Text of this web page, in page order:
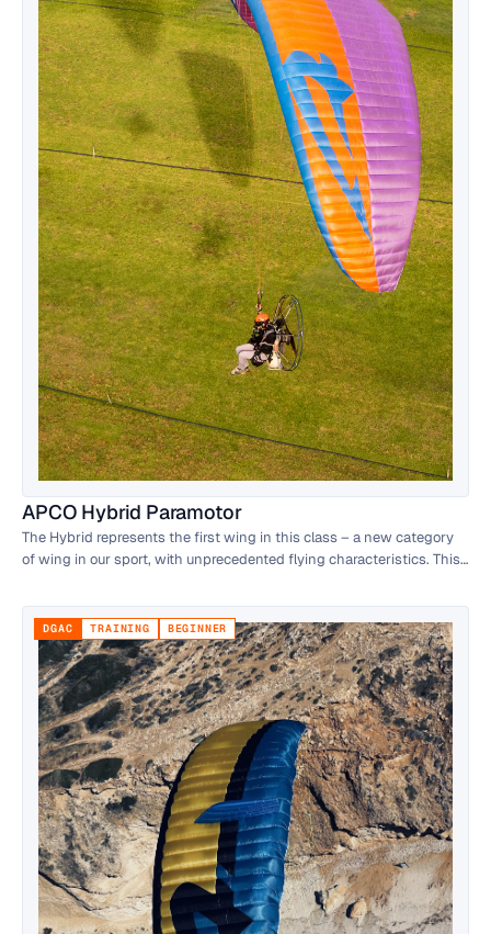
APCO Hybrid Paramotor
The Hybrid represents the first wing in this class – a new category
of wing in our sport, with unprecedented flying characteristics. This
surface profile, together creating a hybrid profile.
DGAC TRAINING BEGINNER